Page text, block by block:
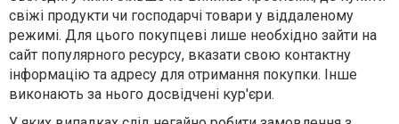
свіжі продукти чи господарчі товари у віддаленому
режимі. Для цього покупцеві лише необхідно зайти на
сайт популярного ресурсу, вказати свою контактну
інформацію та адресу для отримання покупки. Інше
виконають за нього досвідчені кур'єри.